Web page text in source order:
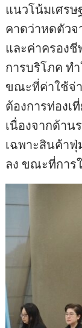
แนวโน้มเศรษ
คาดว่าหดตัวจ
และค่าครอง
การบริโภค ท
ขณะที่ค่าใช้จ่
ต้องการท่องเ
เนื่องจากด้าน
เฉพาะสินค้าฟุ่
ลง ขณะที่การ